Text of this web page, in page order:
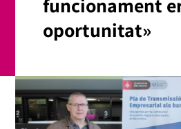
funcionament
oportunitat»